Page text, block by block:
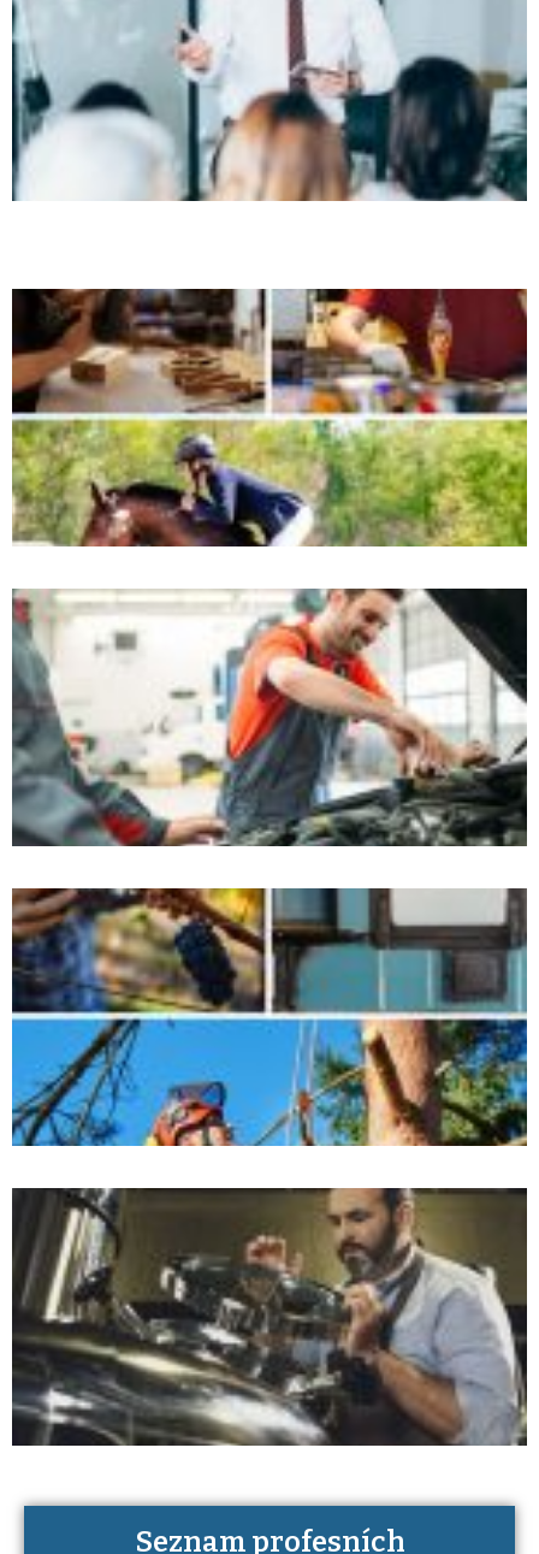
Seznam profesních